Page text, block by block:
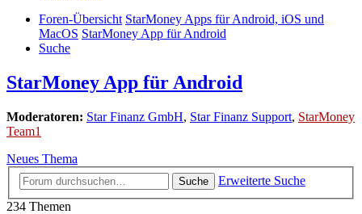
Foren-Übersicht StarMoney Apps für Android, iOS und
MacOS StarMoney App für Android
Suche
StarMoney App für Android
Moderatoren: Star Finanz GmbH, Star Finanz Support, StarMoney
Team1
Neues Thema
Suche
Erweiterte Suche
234 Themen